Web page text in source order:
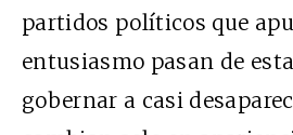
partidos políticos que
entusiasmo pasan de
gobernar a casi